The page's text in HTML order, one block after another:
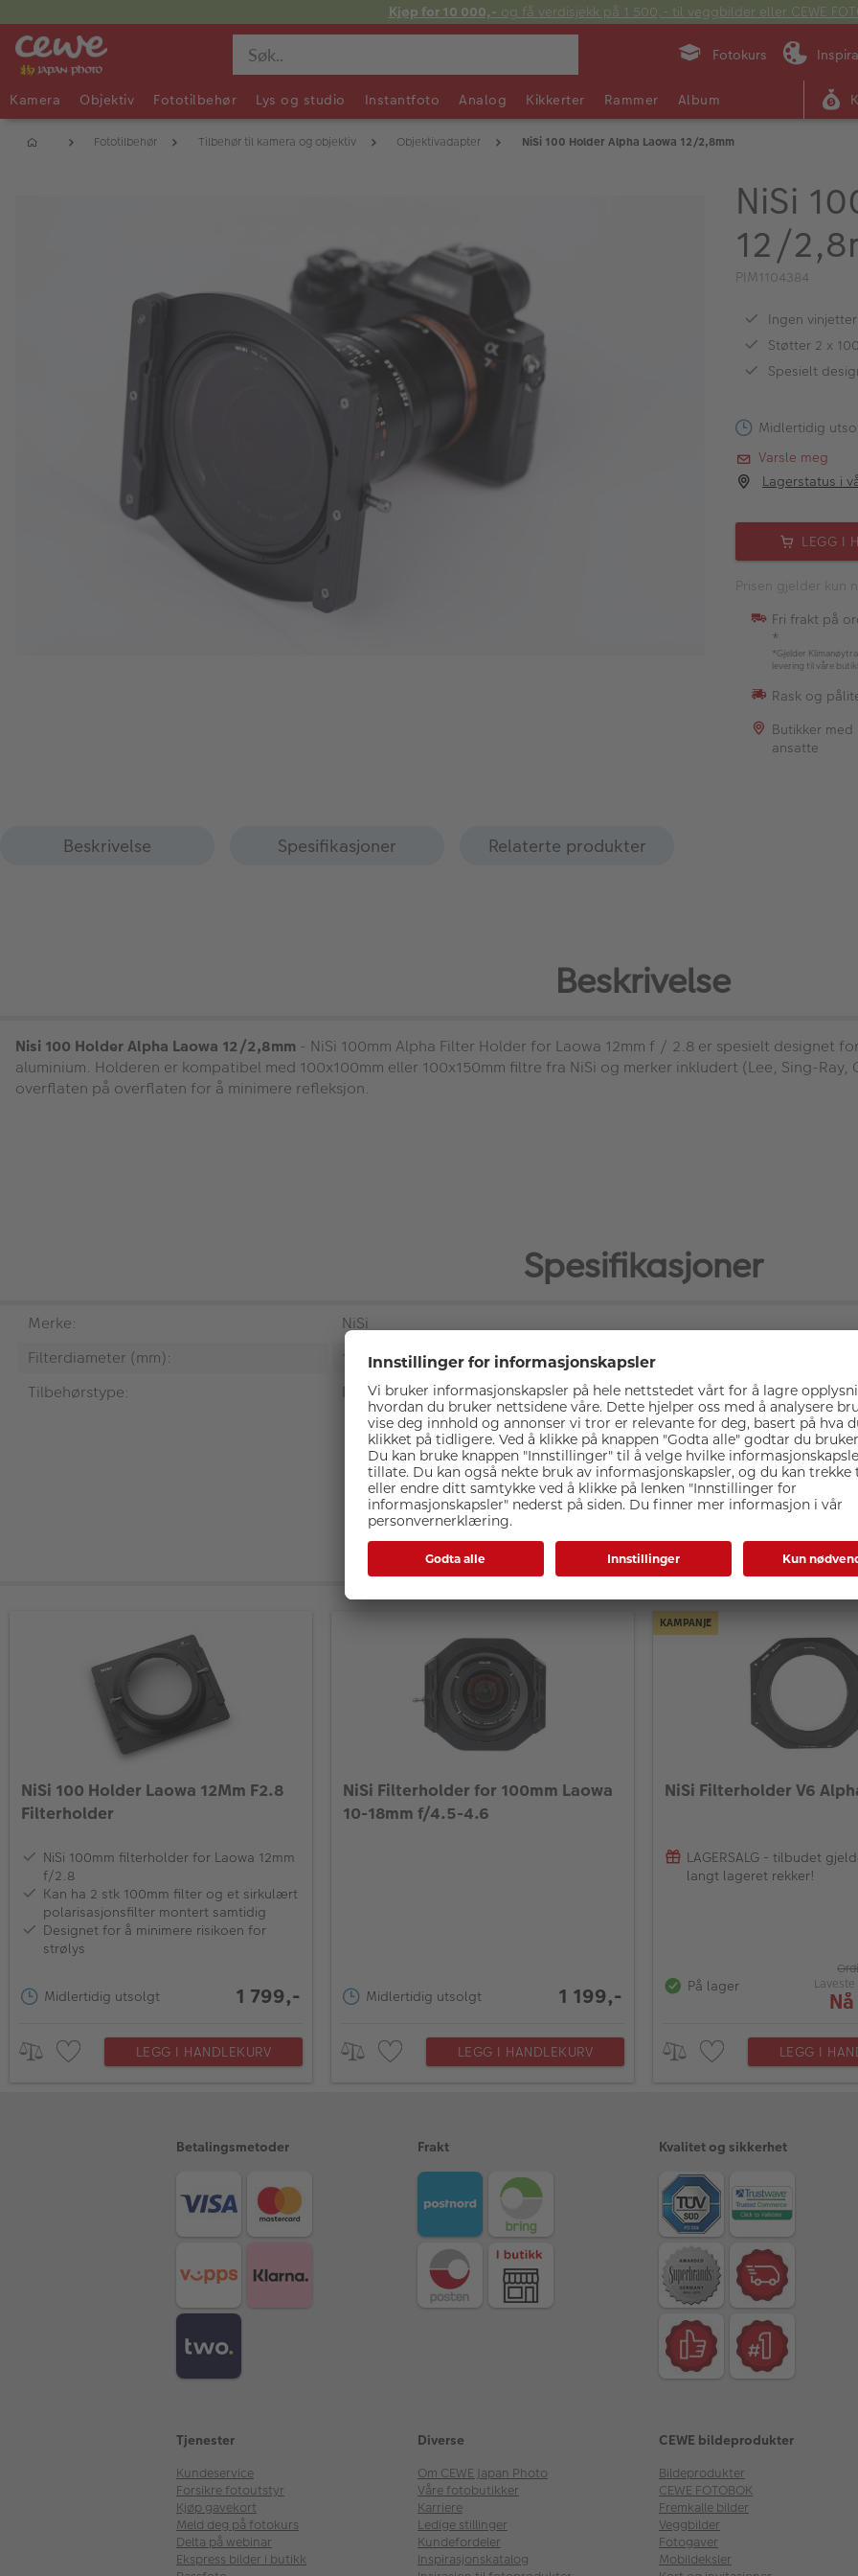
Kjøp for 10 000,- og få verdisjekk på 1 500,- til veggbilder eller CEWE
Fotokurs
Kamera Objektiv Fototilbehør Lys og studio Instantfoto Analog Kikkerter Rammer Album
Fototilbehør Tilbehør til kamera og objektiv Objektivadapter NiSi 100 Holder Alpha Laowa 12/2,8mm
NiSi
12/
PIM1104384
Ingen
Støtter 2 x
Spesielt
Midlertidig
Varsle meg
Lagerstatus i
LEGG I
Prisen gjelder
Fri frakt på
*
*Gjelder
levering til våre
Rask og
Butikker
ansatte
Beskrivelse Spesifikasjoner Relaterte produkter
Beskrivelse
Nisi 100 Holder Alpha Laowa 12/2,8mm - NiSi 100mm Alpha Filter Holder for Laowa 12mm f / 2.8 er spesielt designet
aluminium. Holderen er kompatibel med 100x100mm eller 100x150mm filtre fra NiSi og merker inkludert (Lee, Sing-
overflaten på overflaten for å minimere refleksjon.
Spesifikasjoner
Merke:
NiSi
Filterdiameter (mm):
100x100 / 100x150
Tilbehørstype:
Filter holder
Relaterte produkter
NiSi 100 Holder Laowa 12Mm F2.8
Filterholder
NiSi 100mm filterholder for Laowa 12mm
f/2.8
Kan ha 2 stk 100mm filter og et sirkulært
polarisasjonsfilter montert samtidig
Designet for å minimere risikoen for
strølys
Midlertidig utsolgt 1 799,-
LEGG I HANDLEKURV
NiSi Filterholder for 100mm Laowa
10-18mm f/4.5-4.6
Midlertidig utsolgt 1 199,-
LEGG I HANDLEKURV
KAMPANJE
NiSi Filterholder V6
LAGERSALG - tilbudet
langt lageret rekker!
På lager
LEGG I
Betalingsmetoder Frakt Kvalitet og sikkerhet
Tjenester
Kundeservice
Forsikre fotoutstyr
Kjøp gavekort
Meld deg på fotokurs
Delta på webinar
Ekspress bilder i butikk
Diverse
Om CEWE Japan Photo
Våre fotobutikker
Karriere
Ledige stillinger
Kundefordeler
Inspirasjonskatalog
CEWE bildeprodukter
Bildeprodukter
CEWE FOTOBOK
Fremkalle bilder
Veggbilder
Fotogaver
Mobildeksler